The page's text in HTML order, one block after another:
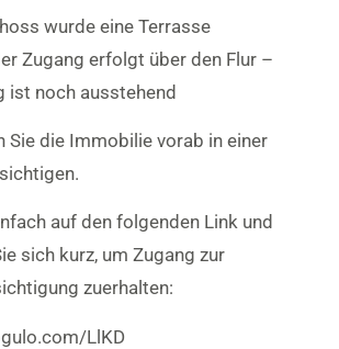
wurde eine Terrasse
Zugang erfolgt über den Flur –
ist noch ausstehend
Sie die Immobilie vorab in einer
auf den folgenden Link und
sich kurz, um Zugang zur
zuerhalten:
LlKD